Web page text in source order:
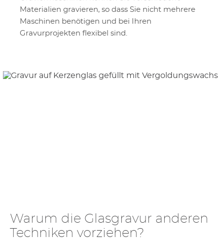
Materialien gravieren, so dass Sie nicht mehrere
Maschinen benötigen und bei Ihren
Gravurprojekten flexibel sind.
Warum die Glasgravur anderen
Techniken vorziehen?